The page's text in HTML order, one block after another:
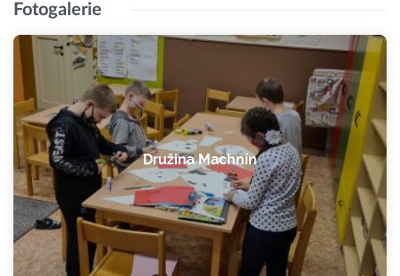
Fotogalerie
Družina Machnín